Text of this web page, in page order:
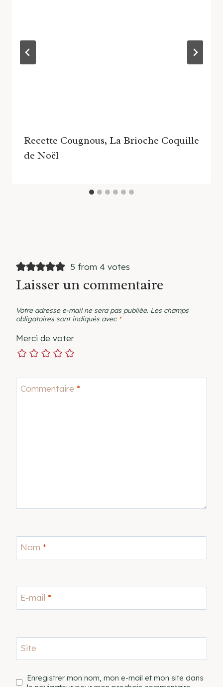
Recette Cougnous, La Brioche Coquille
de Noël
5 from 4 votes
Laisser un commentaire
Votre adresse e-mail ne sera pas publiée. Les champs
obligatoires sont indiqués avec *
Merci de voter
Commentaire *
Nom *
E-mail *
Site
Enregistrer mon nom, mon e-mail et mon site dans